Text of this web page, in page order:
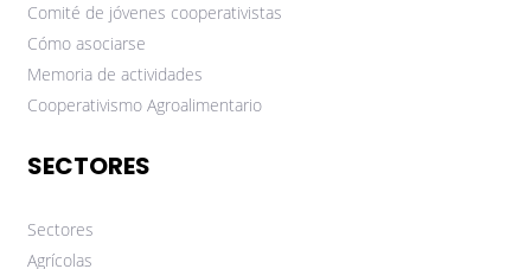
Comité de jóvenes cooperativistas
Cómo asociarse
Memoria de actividades
Cooperativismo Agroalimentario
SECTORES
Sectores
Agrícolas